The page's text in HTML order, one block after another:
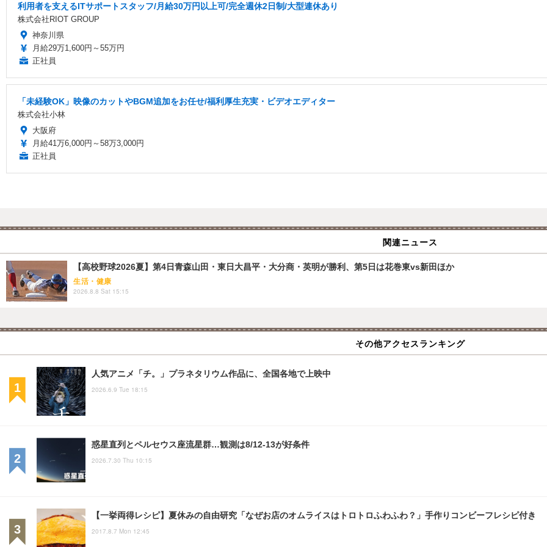
利用者を支えるITサポートスタッフ/月給30万円以上可/完全週休2日制/大型連休あり
株式会社RIOT GROUP
神奈川県
月給29万1,600円～55万円
正社員
「未経験OK」映像のカットやBGM追加をお任せ/福利厚生充実・ビデオエディター
株式会社小林
大阪府
月給41万6,000円～58万3,000円
正社員
関連ニュース
【高校野球2026夏】第4日青森山田・東日大昌平・大分商・英明が勝利、第5日は花巻東vs新田ほか
生活・健康
2026.8.8 Sat 15:15
その他アクセスランキング
人気アニメ「チ。」プラネタリウム作品に、全国各地で上映中
2026.6.9 Tue 18:15
惑星直列とペルセウス座流星群…観測は8/12-13が好条件
2026.7.30 Thu 10:15
【一挙両得レシピ】夏休みの自由研究「なぜお店のオムライスはトロトロふわふわ？」手作りコンビーフレシピ付き
2017.8.7 Mon 12:45